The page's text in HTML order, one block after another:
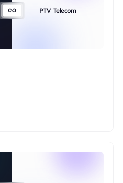
PTV Telecom